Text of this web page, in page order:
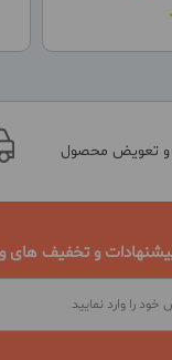
تعویض محصول
و تخفیف های